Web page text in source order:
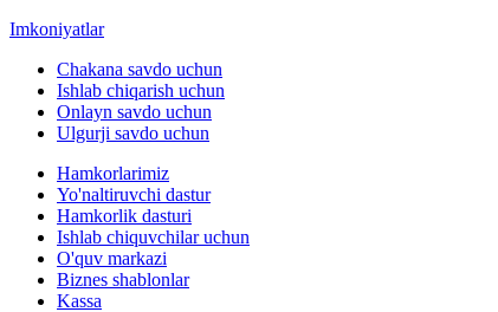
Imkoniyatlar
Chakana savdo uchun
Ishlab chiqarish uchun
Onlayn savdo uchun
Ulgurji savdo uchun
Hamkorlarimiz
Yo'naltiruvchi dastur
Hamkorlik dasturi
Ishlab chiquvchilar uchun
O'quv markazi
Biznes shablonlar
Kassa